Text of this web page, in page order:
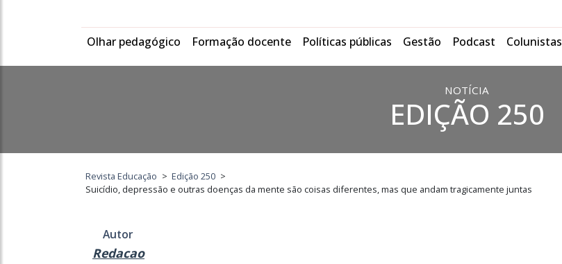
Olhar pedagógico Formação docente Políticas públicas Gestão Podcast Colunistas
NOTÍCIA
EDIÇÃO 250
Revista Educação > Edição 250 >
Suicídio, depressão e outras doenças da mente são coisas diferentes, mas que andam tragicamente juntas
Autor
Redacao